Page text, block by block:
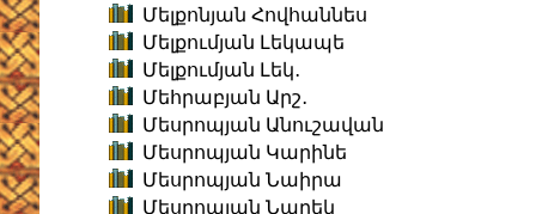
Մելքոնյան Հովհաննես
Մելքումյան Լեկապե
Մելքումյան Լեկ․
Մեհրաբյան Արշ․
Մեսրոպյան Անուշավան
Մեսրոպյան Կարինե
Մեսրոպյան Նաիրա
Մեսրոպյան Նարեկ